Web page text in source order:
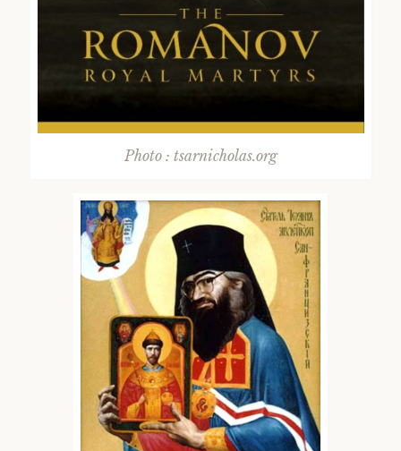
Photo : tsarnicholas.org